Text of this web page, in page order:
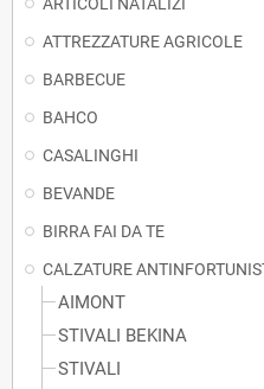
ATTREZZATURE AGRICOLE
BARBECUE
BAHCO
CASALINGHI
BEVANDE
BIRRA FAI DA TE
CALZATURE
AIMONT
STIVALI BEKINA
STIVALI